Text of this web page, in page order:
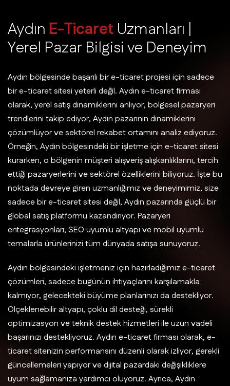
Aydın E-Ticaret Uzmanları |
Yerel Pazar Bilgisive Deneyim
Aydın bölgesinde başarılı bir e-ticaret projesi için sadece
bir e-ticaret sitesi yeterli değil. Aydın e-ticaret firması
olarak, yerel satış dinamiklerini anlıyor, bölgesel pazaryeri
trendlerini takip ediyor, Aydın pazarının dinamiklerini
çözümlüyor ve sektörel rekabet ortamını analiz ediyoruz.
Örneğin, Aydın bölgesindeki bir işletme için e-ticaret sitesi
kurarken, o bölgenin müşteri alışveriş alışkanlıklarını, tercih
ettiği pazaryerlerini ve sektörel özelliklerini biliyoruz. İşte bu
noktada devreye giren uzmanlığımız ve deneyimimiz, size
sadece bir e-ticaret sitesi değil, Aydın pazarında güçlü bir
global satış platformu kazandırıyor. Pazaryeri
entegrasyonları, SEO uyumlu altyapı ve mobil uyumlu
temalarla ürünlerinizi tüm dünyada satışa sunuyoruz.
Aydın bölgesindeki işletmeniz için hazırladığımız e-ticaret
çözümleri, sadece bugünün ihtiyaçlarını karşılamakla
kalmıyor, gelecekteki büyüme planlarınızı da destekliyor.
Ölçeklenebilir altyapı, çoklu dil desteği, sürekli
optimizasyon ve teknik destek hizmetleri ile uzun vadeli
başarınızı destekliyoruz. Aydın e-ticaret firması olarak, e-
ticaret sitenizin performansını düzenli olarak izliyor, gerekli
güncellemeleri yapıyor ve dijital pazardaki değişikliklere
uyum sağlamanıza yardımcı oluyoruz. Ayrıca, Aydın